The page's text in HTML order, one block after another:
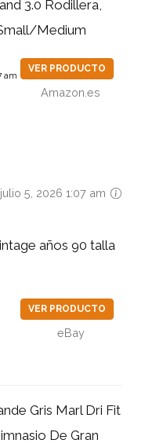
3.0 Rodillera,
Medium
am
VER PRODUCTO
Amazon.es
5, 2026 1:07 am
años 90 talla
VER PRODUCTO
eBay
Gris Marl Dri Fit
De Gran